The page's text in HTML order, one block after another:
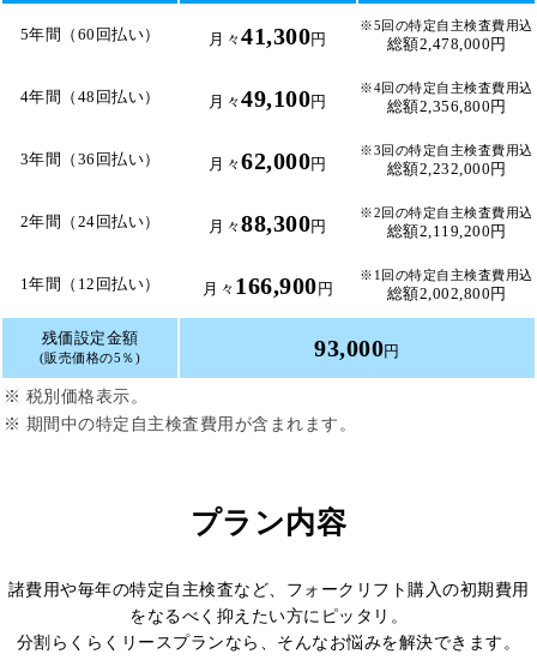
5年間（60回払い） 月々41,300円
※5回の特定自主検査費用込
総額2,478,000円
4年間（48回払い） 月々49,100円
※4回の特定自主検査費用込
総額2,356,800円
3年間（36回払い） 月々62,000円
※3回の特定自主検査費用込
総額2,232,000円
2年間（24回払い） 月々88,300円
※2回の特定自主検査費用込
総額2,119,200円
1年間（12回払い） 月々 166,900 円
※1回の特定自主検査費用込
総額2,002,800円
残価設定金額
(販売価格の5％) 93,000円
※ 税別価格表示。
※ 期間中の特定自主検査費用が含まれます。
プラン内容
諸費用や毎年の特定自主検査など、フォークリフト購入の初期費用
をなるべく抑えたい方にピッタリ。
分割らくらくリースプランなら、そんなお悩みを解決できます。